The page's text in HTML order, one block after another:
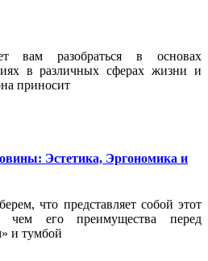
вам разобраться в основах
в различных сферах жизни и
приносит
Эстетика, Эргономика и
что представляет собой этот
чем его преимущества перед
и тумбой